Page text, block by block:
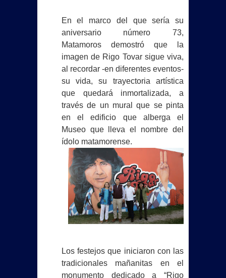
En el marco del que sería su
aniversario número 73,
Matamoros demostró que la
imagen de Rigo Tovar sigue viva,
al recordar -en diferentes eventos-
su vida, su trayectoria artística
que quedará inmortalizada, a
través de un mural que se pinta
en el edificio que alberga el
Museo que lleva el nombre del
ídolo matamorense.
Los festejos que iniciaron con las
tradicionales mañanitas en el
monumento dedicado a “Rigo